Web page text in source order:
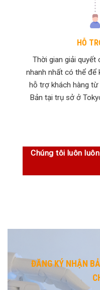
HỖ
Thời gian giải quyết
nhanh nhất có thể để
hỗ trợ khách hàng
Bản tại trụ sở ở
Chúng tôi luôn
ĐĂNG KÝ NHẬN